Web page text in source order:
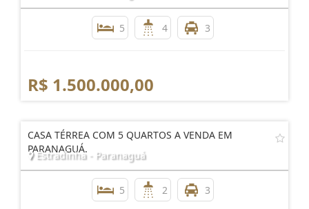
5 4 3
R$ 1.500.000,00
CASA TÉRREA COM 5 QUARTOS A VENDA EM
PARANAGUÁ.
Estradinha - Paranaguá
5 2 3